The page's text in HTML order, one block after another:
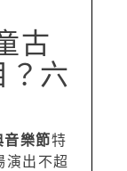
古
？六
樂節特
演出不超